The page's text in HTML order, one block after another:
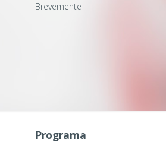
Brevemente
Programa